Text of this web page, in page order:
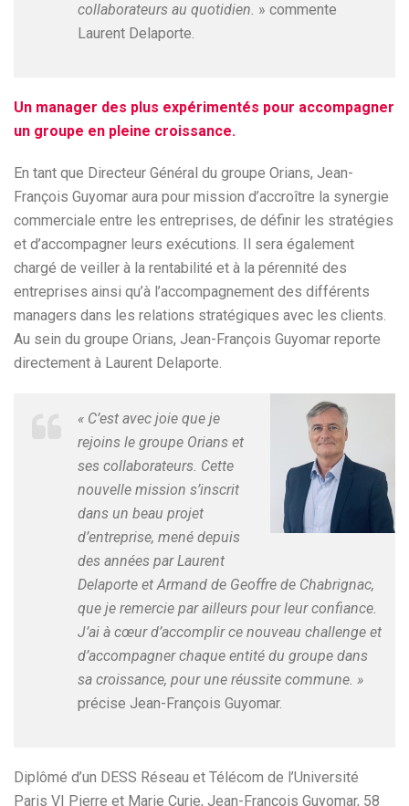
collaborateurs au quotidien. » commente
Laurent Delaporte.
Un manager des plus expérimentés pour accompagner
un groupe en pleine croissance.
En tant que Directeur Général du groupe Orians, Jean-
François Guyomar aura pour mission d’accroître la synergie
commerciale entre les entreprises, de définir les stratégies
et d’accompagner leurs exécutions. Il sera également
chargé de veiller à la rentabilité et à la pérennité des
entreprises ainsi qu’à l’accompagnement des différents
managers dans les relations stratégiques avec les clients.
Au sein du groupe Orians, Jean-François Guyomar reporte
directement à Laurent Delaporte.
« C’est avec joie que je
rejoins le groupe Orians et
ses collaborateurs. Cette
nouvelle mission s’inscrit
dans un beau projet
d’entreprise, mené depuis
des années par Laurent
Delaporte et Armand de Geoffre de Chabrignac,
que je remercie par ailleurs pour leur confiance.
J’ai à cœur d’accomplir ce nouveau challenge et
d’accompagner chaque entité du groupe dans
sa croissance, pour une réussite commune. »
précise Jean-François Guyomar.
Diplômé d’un DESS Réseau et Télécom de l’Université
Paris VI Pierre et Marie Curie, Jean-François Guyomar, 58